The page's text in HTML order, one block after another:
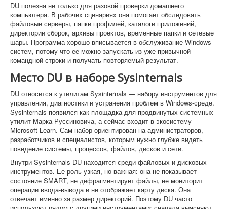
DU полезна не только для разовой проверки домашнего
компьютера. В рабочих сценариях она помогает обследовать
файловые серверы, папки профилей, каталоги приложений,
директории сборок, архивы проектов, временные папки и сетевые
шары. Программа хорошо вписывается в обслуживание Windows-
систем, потому что ее можно запускать из уже привычной
командной строки и получать повторяемый результат.
Место DU в наборе Sysinternals
DU относится к утилитам Sysinternals — набору инструментов для
управления, диагностики и устранения проблем в Windows-среде.
Sysinternals появился как площадка для продвинутых системных
утилит Марка Руссиновича, а сейчас входит в экосистему
Microsoft Learn. Сам набор ориентирован на администраторов,
разработчиков и специалистов, которым нужно глубже видеть
поведение системы, процессов, файлов, дисков и сети.
Внутри Sysinternals DU находится среди файловых и дисковых
инструментов. Ее роль узкая, но важная: она не показывает
состояние SMART, не дефрагментирует файлы, не мониторит
операции ввода-вывода и не отображает карту диска. Она
отвечает именно за размер директорий. Поэтому DU часто